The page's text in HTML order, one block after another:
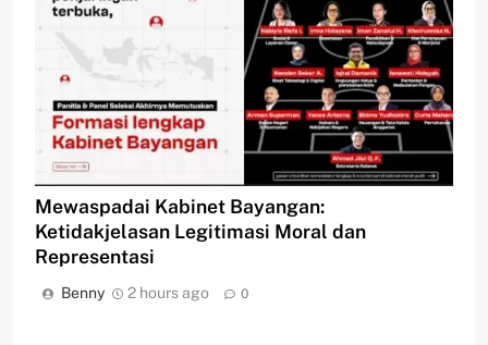
Mewaspadai Kabinet Bayangan:
Ketidakjelasan Legitimasi Moral dan
Representasi
Benny 2 hours ago 0